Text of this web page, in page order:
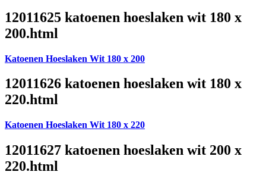
12011625 katoenen hoeslaken wit 180 x
200.html
Katoenen Hoeslaken Wit 180 x 200
12011626 katoenen hoeslaken wit 180 x
220.html
Katoenen Hoeslaken Wit 180 x 220
12011627 katoenen hoeslaken wit 200 x
220.html